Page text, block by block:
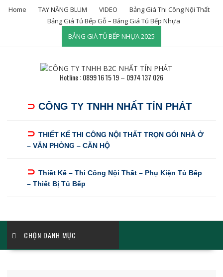
Home TAY NÂNG BLUM VIDEO
Bảng Giá Thi Công Nội Thất
Bảng Giá Tủ Bếp Gỗ – Bảng Giá Tủ Bếp Nhựa
BẢNG GIÁ TỦ BẾP NHỰA 2025
Hotline : 0899 16 15 19 – 0974 137 026
⊃ CÔNG TY TNHH NHẤT TÍN PHÁT
⊃ THIẾT KẾ THI CÔNG NỘI THẤT TRỌN GÓI NHÀ Ở
– VĂN PHÒNG – CĂN HỘ
⊃ Thiết Kế – Thi Công Nội Thất – Phụ Kiện Tủ Bếp
– Thiết Bị Tủ Bếp
CHỌN DANH MỤC